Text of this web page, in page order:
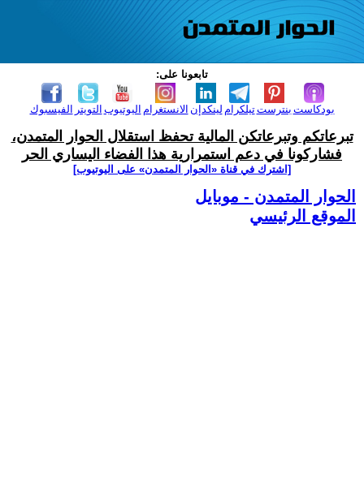
تابعونا على:
الفيسبوك التويتر اليوتيوب الانستغرام لينكدإن تيلكرامبنترست بودكاست
تبرعاتكم وتبرعاتكن المالية تحفظ استقلال الحوار المتمدن،
فشاركونا في دعم استمرارية هذا الفضاء اليساري الحر
[اشترك في قناة ‫«الحوار المتمدن» على اليوتيوب]
الحوار المتمدن - موبايل
الموقع الرئيسي